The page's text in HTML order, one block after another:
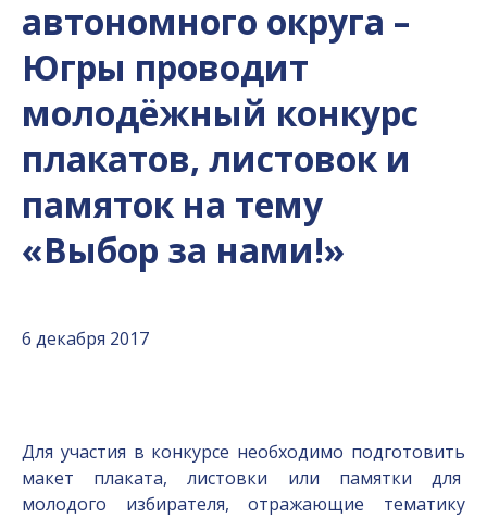
автономного округа –
Югры проводит
молодёжный конкурс
плакатов, листовок и
памяток на тему
«Выбор за нами!»
6 декабря 2017
Для участия в конкурсе необходимо подготовить
макет плаката, листовки или памятки для
молодого избирателя, отражающие тематику